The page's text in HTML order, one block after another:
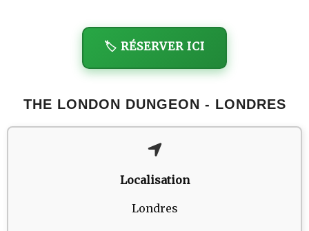
🏷️ RÉSERVER ICI
THE LONDON DUNGEON - LONDRES
Localisation
Londres